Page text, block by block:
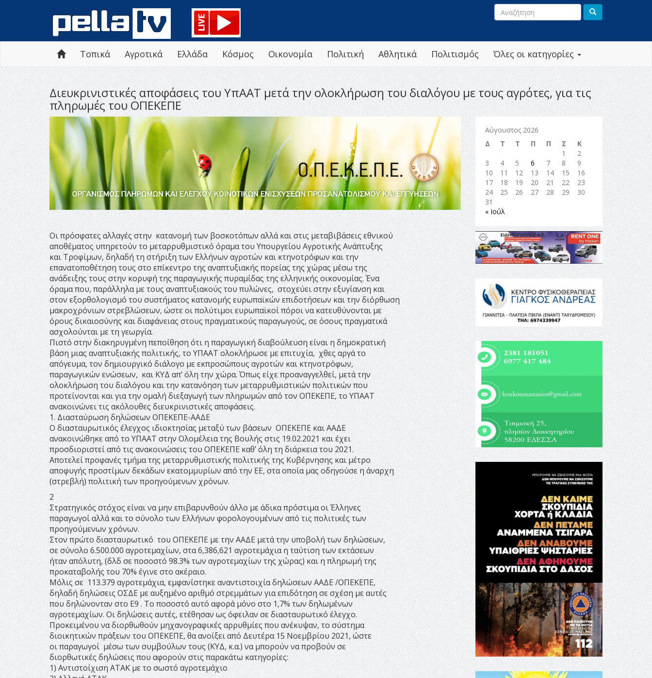
Όλες οι κατηγορίες
Τοπικά Αγροτικά Ελλάδα Κόσμος Οικονομία Πολιτική Αθλητικά Πολιτισμός
Διευκρινιστικές αποφάσεις του ΥπΑΑΤ μετά την ολοκλήρωση του διαλόγου με τους αγρότες, για τις
πληρωμές του ΟΠΕΚΕΠΕ
Οι πρόσφατες αλλαγές στην κατανομή των βοσκοτόπων αλλά και στις μεταβιβάσεις εθνικού
αποθέματος υπηρετούν το μεταρρυθμιστικό όραμα του Υπουργείου Αγροτικής Ανάπτυξης
και Τροφίμων, δηλαδή τη στήριξη των Ελλήνων αγροτών και κτηνοτρόφων και την
επανατοποθέτηση τους στο επίκεντρο της αναπτυξιακής πορείας της χώρας μέσω της
ανάδειξης τους στην κορυφή της παραγωγικής πυραμίδας της ελληνικής οικονομίας. Ένα
όραμα που, παράλληλα με τους αναπτυξιακούς του πυλώνες, στοχεύει στην εξυγίανση και
στον εξορθολογισμό του συστήματος κατανομής ευρωπαϊκών επιδοτήσεων και την διόρθωση
μακροχρόνιων στρεβλώσεων, ώστε οι πολύτιμοι ευρωπαϊκοί πόροι να κατευθύνονται με
όρους δικαιοσύνης και διαφάνειας στους πραγματικούς παραγωγούς, σε όσους πραγματικά
ασχολούνται με τη γεωργία.
Πιστό στην διακηρυγμένη πεποίθηση ότι η παραγωγική διαβούλευση είναι η δημοκρατική
βάση μιας αναπτυξιακής πολιτικής, το ΥΠΑΑΤ ολοκλήρωσε με επιτυχία, χθες αργά το
απόγευμα, τον δημιουργικό διάλογο με εκπροσώπους αγροτών και κτηνοτρόφων,
παραγωγικών ενώσεων, και ΚΥΔ απ’ όλη την χώρα. Όπως είχε προαναγγελθεί, μετά την
ολοκλήρωση του διαλόγου και την κατανόηση των μεταρρυθμιστικών πολιτικών που
προτείνονται και για την ομαλή διεξαγωγή των πληρωμών από τον ΟΠΕΚΕΠΕ, το ΥΠΑΑΤ
ανακοινώνει τις ακόλουθες διευκρινιστικές αποφάσεις.
1. Διασταύρωση δηλώσεων ΟΠΕΚΕΠΕ-ΑΑΔΕ
Ο διασταυρωτικός έλεγχος ιδιοκτησίας μεταξύ των βάσεων ΟΠΕΚΕΠΕ και ΑΑΔΕ
ανακοινώθηκε από το ΥΠΑΑΤ στην Ολομέλεια της Βουλής στις 19.02.2021 και έχει
προσδιοριστεί από τις ανακοινώσεις του ΟΠΕΚΕΠΕ καθ’ όλη τη διάρκεια του 2021.
Αποτελεί προφανές τμήμα της μεταρρυθμιστικής πολιτικής της Κυβέρνησης και μέτρο
αποφυγής προστίμων δεκάδων εκατομμυρίων από την ΕΕ, στα οποία μας οδηγούσε η άναρχη
(στρεβλή) πολιτική των προηγούμενων χρόνων.
2
Στρατηγικός στόχος είναι να μην επιβαρυνθούν άλλο με άδικα πρόστιμα οι Έλληνες
παραγωγοί αλλά και το σύνολο των Ελλήνων φορολογουμένων από τις πολιτικές των
προηγούμενων χρόνων.
Στον πρώτο διασταυρωτικό του ΟΠΕΚΕΠΕ με την ΑΑΔΕ μετά την υποβολή των δηλώσεων,
σε σύνολο 6.500.000 αγροτεμαχίων, στα 6,386,621 αγροτεμάχια η ταύτιση των εκτάσεων
ήταν απόλυτη, (δλδ σε ποσοστό 98.3% των αγροτεμαχίων της χώρας) και η πληρωμή της
προκαταβολής του 70% έγινε στο ακέραιο.
Μόλις σε 113.379 αγροτεμάχια, εμφανίστηκε αναντιστοιχία δηλώσεων ΑΑΔΕ /ΟΠΕΚΕΠΕ,
δηλαδή δηλώσεις ΟΣΔΕ με αυξημένο αριθμό στρεμμάτων για επιδότηση σε σχέση με αυτές
που δηλώνονταν στο Ε9 . Το ποσοστό αυτό αφορά μόνο στο 1,7% των δηλωμένων
αγροτεμαχίων. Οι δηλώσεις αυτές, ετέθησαν ως όφειλαν σε διασταυρωτικό έλεγχο.
Προκειμένου να διορθωθούν μηχανογραφικές αρρυθμίες που ανέκυψαν, το σύστημα
διοικητικών πράξεων του ΟΠΕΚΕΠΕ, θα ανοίξει από Δευτέρα 15 Νοεμβρίου 2021, ώστε
οι παραγωγοί μέσω των συμβούλων τους (ΚΥΔ, κ.α.) να μπορούν να προβούν σε
διορθωτικές δηλώσεις που αφορούν στις παρακάτω κατηγορίες:
1) Αντιστοίχιση ΑΤΑΚ με το σωστό αγροτεμάχιο
Αύγουστος 2026
Δ
Τ Τ Π Π Σ
Κ
1
2
3
4 5 6 7 8
9
10
11 12 13 14 15
16
17
18 19 20 21 22
23
24
25 26 27 28 29
30
31
« Ιούλ